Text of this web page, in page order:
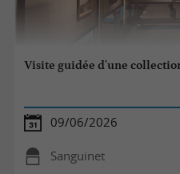
Visite guidée d'une
09/06/2026
Sanguinet